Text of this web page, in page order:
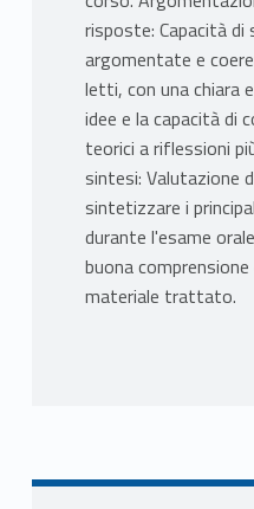
risposte: Capacità di
argomentate e
letti, con una chiara
idee e la capacità di
teorici a riflessioni
sintesi: Valutazione
sintetizzare i
durante l'esame
buona comprensione
materiale trattato.